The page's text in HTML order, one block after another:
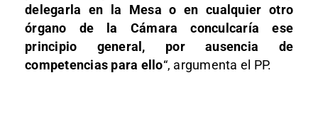
delegarla en la Mesa o en cualquier otro
órgano de la Cámara conculcaría ese
principio general, por ausencia de
competencias para ello“, argumenta el PP.